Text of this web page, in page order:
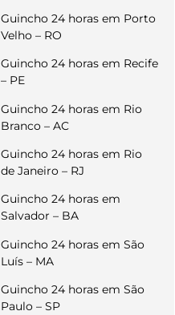
Guincho 24 horas em Porto
Velho – RO
Guincho 24 horas em Recife
– PE
Guincho 24 horas em Rio
Branco – AC
Guincho 24 horas em Rio
de Janeiro – RJ
Guincho 24 horas em
Salvador – BA
Guincho 24 horas em São
Luís – MA
Guincho 24 horas em São
Paulo – SP